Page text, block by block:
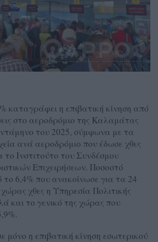
καταγράφει η επιβατική κίνηση από
στο αεροδρόμιο της Καλαμάτας
του 2025, σύμφωνα με τα
ανά αεροδρόμιο που έδωσε χθες
το Ινστιτούτο του Συνδέσμου
Επιχειρήσεων. Ποσοστό
6,4% που ανακοίνωσε για τα 24
χθες η Υπηρεσία Πολιτικής
και το γενικό της χώρας που
μόνο η επιβατική κίνηση εσωτερικού